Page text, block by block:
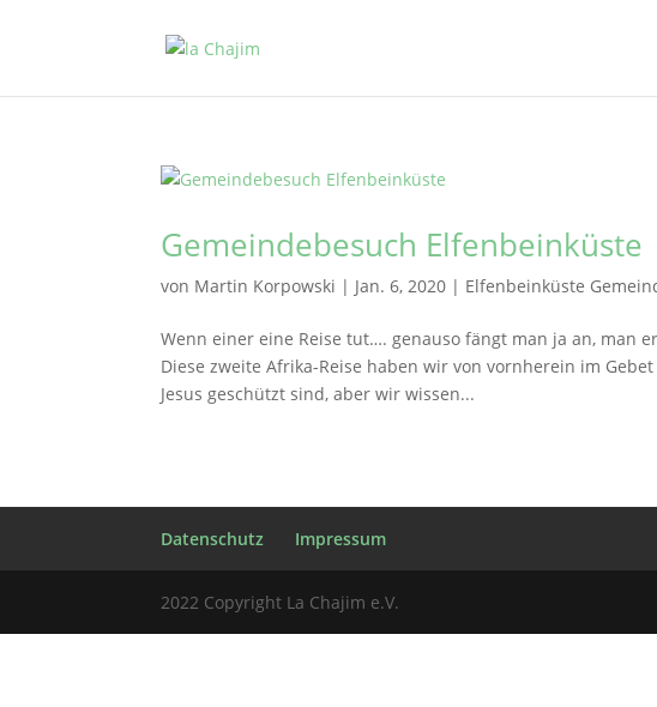
Gemeindebesuch Elfenbeinküste
von Martin Korpowski | Jan. 6, 2020 | Elfenbeinküste
Wenn einer eine Reise tut…. genauso fängt man ja an, man
Diese zweite Afrika-Reise haben wir von vornherein im
Jesus geschützt sind, aber wir wissen...
Datenschutz Impressum
2022 Copyright La Chajim e.V.